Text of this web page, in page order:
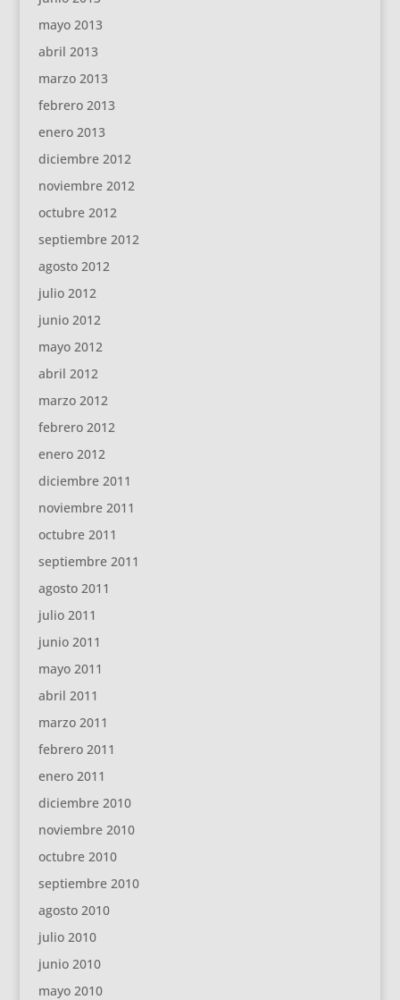
mayo 2013
abril 2013
marzo 2013
febrero 2013
enero 2013
diciembre 2012
noviembre 2012
octubre 2012
septiembre 2012
agosto 2012
julio 2012
junio 2012
mayo 2012
abril 2012
marzo 2012
febrero 2012
enero 2012
diciembre 2011
noviembre 2011
octubre 2011
septiembre 2011
agosto 2011
julio 2011
junio 2011
mayo 2011
abril 2011
marzo 2011
febrero 2011
enero 2011
diciembre 2010
noviembre 2010
octubre 2010
septiembre 2010
agosto 2010
julio 2010
junio 2010
mayo 2010